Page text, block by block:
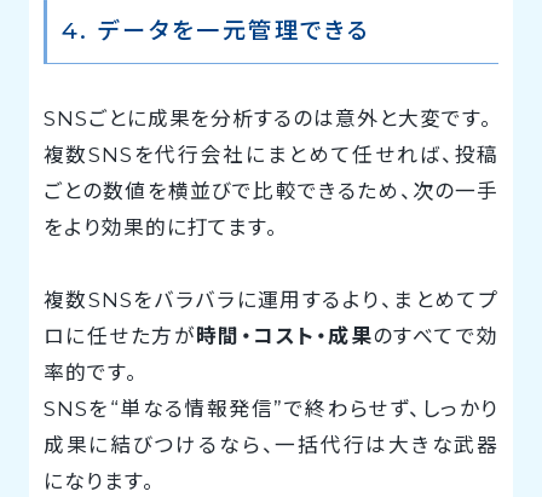
4. データを一元管理できる
SNSごとに成果を分析するのは意外と大変です。
複数SNSを代行会社にまとめて任せれば、投稿
ごとの数値を横並びで比較できるため、次の一手
をより効果的に打てます。
複数SNSをバラバラに運用するより、まとめてプ
ロに任せた方が時間・コスト・成果のすべてで効
率的です。
SNSを“単なる情報発信”で終わらせず、しっかり
成果に結びつけるなら、一括代行は大きな武器
になります。